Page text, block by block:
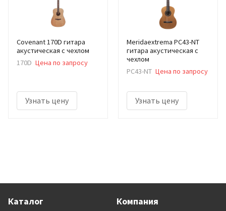
Covenant 170D гитара
акустическая с чехлом
170D Цена по запросу
Узнать цену
Meridaextrema PC43-NT
гитара акустическая с
чехлом
PC43-NT Цена по запросу
Узнать цену
Каталог Компания